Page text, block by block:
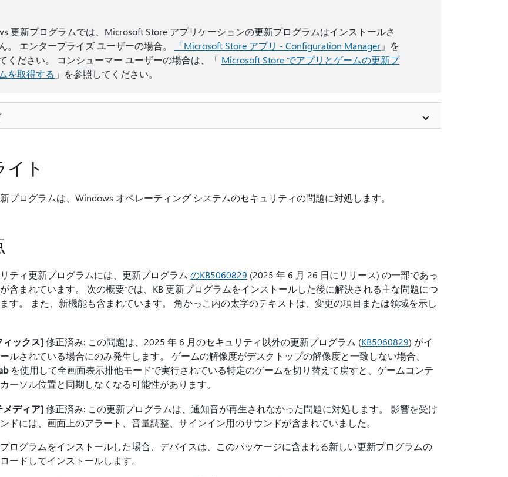
更新プログラムでは、Microsoft Store アプリケーションの更新プログラムはインストールさ
。 エンタープライズ ユーザーの場合。
「Microsoft Store アプリ - Configuration Manager 」を
ください。 コンシューマー ユーザーの場合は、「 Microsoft Store でアプリとゲームの更新プ
を取得する 」を参照してください。
ト
プログラムは、Windows オペレーティング システムのセキュリティの問題に対処します。
ティ更新プログラムには、更新プログラム のKB5060829 (2025 年 6 月 26 日にリリース) の一部であっ
含まれています。 次の概要では、KB 更新プログラムをインストールした後に解決される主な問題につ
す。 また、新機能も含まれています。 角かっこ内の太字のテキストは、変更の項目または領域を示し
ィックス] 修正済み: この問題は、2025 年 6 月のセキュリティ以外の更新プログラム (KB5060829) がイ
ルされている場合にのみ発生します。 ゲームの解像度がデスクトップの解像度と一致しない場合、
を使用して全画面表示排他モードで実行されている特定のゲームを切り替えて戻すと、ゲームコンテ
ーソル位置と同期しなくなる可能性があります。
メディア] 修正済み: この更新プログラムは、通知音が再生されなかった問題に対処します。 影響を受け
ドには、画面上のアラート、音量調整、サインイン用のサウンドが含まれていました。
ログラムをインストールした場合、デバイスは、このパッケージに含まれる新しい更新プログラムの
ードしてインストールします。